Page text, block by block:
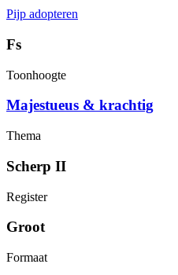
Pijp adopteren
Fs
Toonhoogte
Majestueus & krachtig
Thema
Scherp II
Register
Groot
Formaat